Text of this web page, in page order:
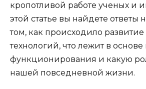
кропотливой работе ученых и
этой статье вы найдете ответы
том, как происходило развитие
технологий, что лежит в основе
функционирования и какую
нашей повседневной жизни.